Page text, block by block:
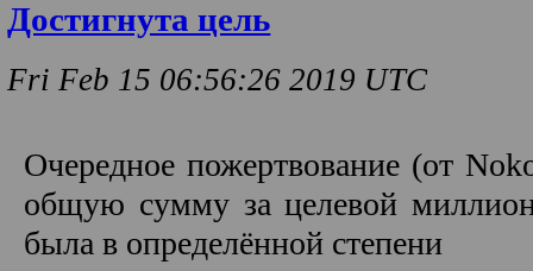
Достигнута цель
Fri Feb 15 06:56:26 2019 UTC
Очередное пожертвование (от
общую сумму за целевой
была в определённой степени